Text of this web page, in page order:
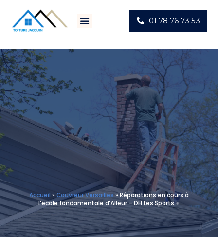
01 78 76 73 53
Accueil » Couvreur Versailles »Réparations en cours à
l'école fondamentale d'Alleur – DH Les Sports +